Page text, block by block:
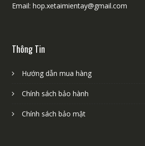
Email: hop.xetaimientay@gmail.com
Thông Tin
Hướng dẫn mua hàng
Chính sách bảo hành
Chính sách bảo mật